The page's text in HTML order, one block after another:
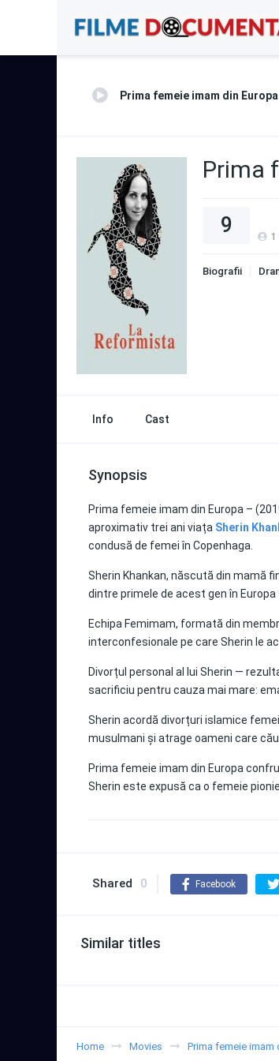
Prima femeie imam din Europa
Prima
9 1
Biografii
Info Cast
Synopsis
Prima femeie imam din Europa –
aproximativ trei ani viața Sherin
condusă de femei în Copenhaga.
Sherin Khankan, născută din mamă
dintre primele de acest gen în
Echipa Femimam, formată din
interconfesionale pe care Sherin le
Divorțul personal al lui Sherin —
sacrificiu pentru cauza mai mare:
Sherin acordă divorțuri islamice
musulmani și atrage oameni care
Prima femeie imam din Europa
Sherin este expusă ca o femeie
Shared 0 Facebook
Similar titles
Home Movies Prima femeie imam